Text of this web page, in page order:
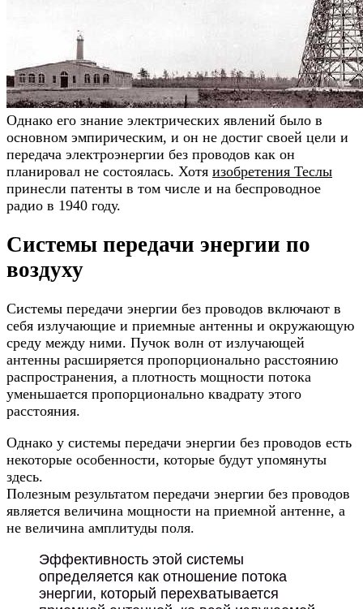
Однако его знание электрических явлений было в
основном эмпирическим, и он не достиг своей цели и
передача электроэнергии без проводов как он
планировал не состоялась. Хотя изобретения Теслы
принесли патенты в том числе и на беспроводное
радио в 1940 году.
Системы передачи энергии по
воздуху
Системы передачи энергии без проводов включают в
себя излучающие и приемные антенны и окружающую
среду между ними. Пучок волн от излучающей
антенны расширяется пропорционально расстоянию
распространения, а плотность мощности потока
уменьшается пропорционально квадрату этого
расстояния.
Однако у системы передачи энергии без проводов есть
некоторые особенности, которые будут упомянуты
здесь.
Полезным результатом передачи энергии без проводов
является величина мощности на приемной антенне, а
не величина амплитуды поля.
Эффективность этой системы
определяется как отношение потока
энергии, который перехватывается